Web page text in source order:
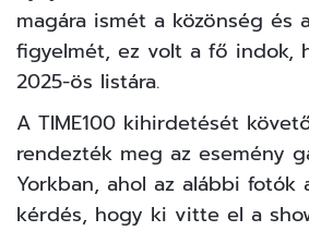
magára ismét a közönség és
figyelmét, ez volt a fő indok,
2025-ös listára.
A TIME100 kihirdetését
rendezték meg az esemény
Yorkban, ahol az alábbi fotók
kérdés, hogy ki vitte el a